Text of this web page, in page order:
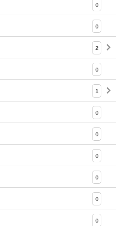
0
0
2
0
1
0
0
0
0
0
0